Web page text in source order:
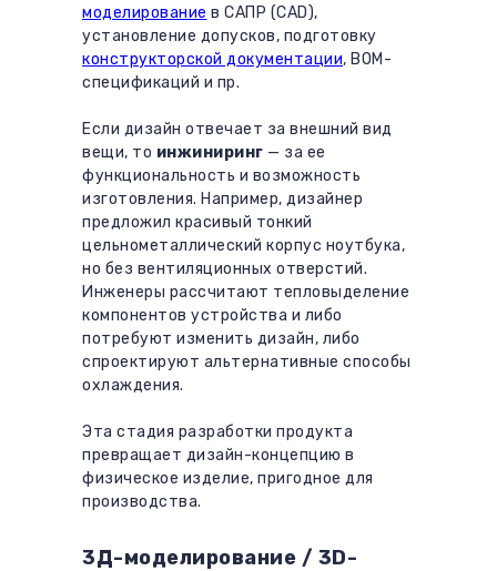
моделирование в САПР (CAD),
установление допусков, подготовку
конструкторской документации, BOM-
спецификаций и пр.
Если дизайн отвечает за внешний вид
вещи, то инжиниринг — за ее
функциональность и возможность
изготовления. Например, дизайнер
предложил красивый тонкий
цельнометаллический корпус ноутбука,
но без вентиляционных отверстий.
Инженеры рассчитают тепловыделение
компонентов устройства и либо
потребуют изменить дизайн, либо
спроектируют альтернативные способы
охлаждения.
Эта стадия разработки продукта
превращает дизайн-концепцию в
физическое изделие, пригодное для
производства.
3Д-моделирование / 3D-
Остались вопросы?